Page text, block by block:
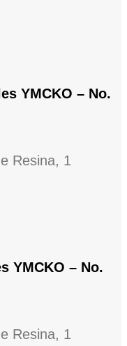
YMCKO – No.
Resina, 1
YMCKO – No.
Resina, 1